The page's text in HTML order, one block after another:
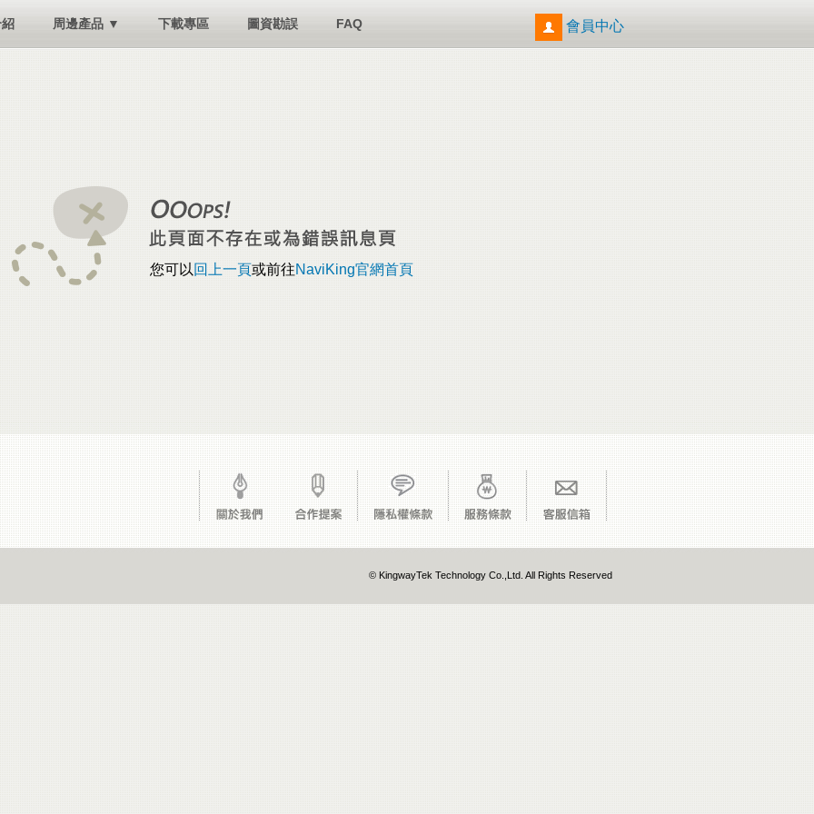
周邊產品 ▼ 下載專區 圖資勘誤 FAQ 會員中心
您可以 回上一頁或前往NaviKing官網首頁
© KingwayTek Technology Co.,Ltd. All Rights Reserved